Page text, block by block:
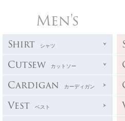
Men's
Shirt シャツ
Cutsew カットソー
Cardigan カーディガン
Vest ベスト